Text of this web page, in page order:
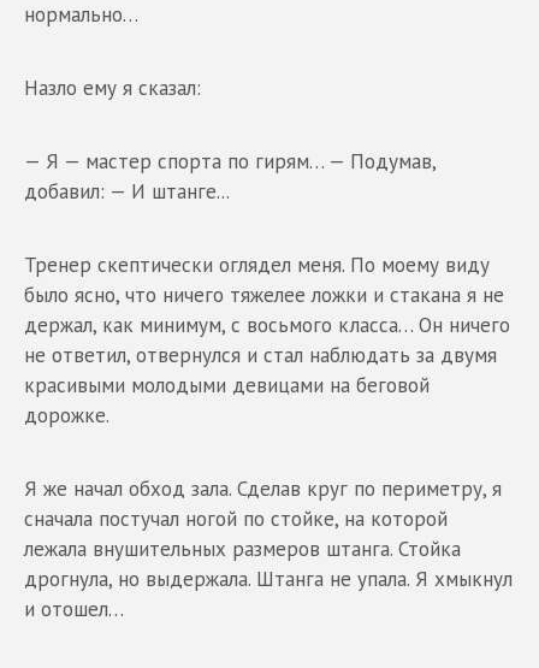
нормально…
Назло ему я сказал:
— Я — мастер спорта по гирям… — Подумав,
добавил: — И штанге...
Тренер скептически оглядел меня. По моему виду
было ясно, что ничего тяжелее ложки и стакана я не
держал, как минимум, с восьмого класса… Он ничего
не ответил, отвернулся и стал наблюдать за двумя
красивыми молодыми девицами на беговой
дорожке.
Я же начал обход зала. Сделав круг по периметру, я
сначала постучал ногой по стойке, на которой
лежала внушительных размеров штанга. Стойка
дрогнула, но выдержала. Штанга не упала. Я хмыкнул
и отошел…